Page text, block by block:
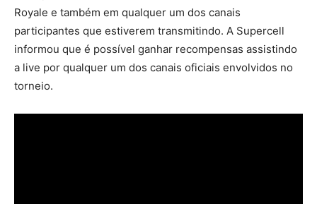
Royale e também em qualquer um dos canais
participantes que estiverem transmitindo. A Supercell
informou que é possível ganhar recompensas assistindo
a live por qualquer um dos canais oficiais envolvidos no
torneio.